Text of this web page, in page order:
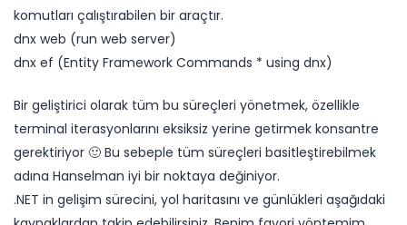
komutları çalıştırabilen bir araçtır.
dnx web (run web server)
dnx ef (Entity Framework Commands * using dnx)
Bir geliştirici olarak tüm bu süreçleri yönetmek, özellikle
terminal iterasyonlarını eksiksiz yerine getirmek konsantre
gerektiriyor 🙂 Bu sebeple tüm süreçleri basitleştirebilmek
adına Hanselman iyi bir noktaya değiniyor.
.NET in gelişim sürecini, yol haritasını ve günlükleri aşağıdaki